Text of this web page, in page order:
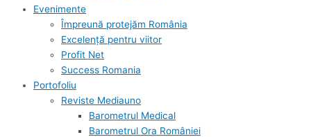
Evenimente
Împreună protejăm România
Excelență pentru viitor
Profit Net
Success Romania
Portofoliu
Reviste Mediauno
Barometrul Medical
Barometrul Ora României